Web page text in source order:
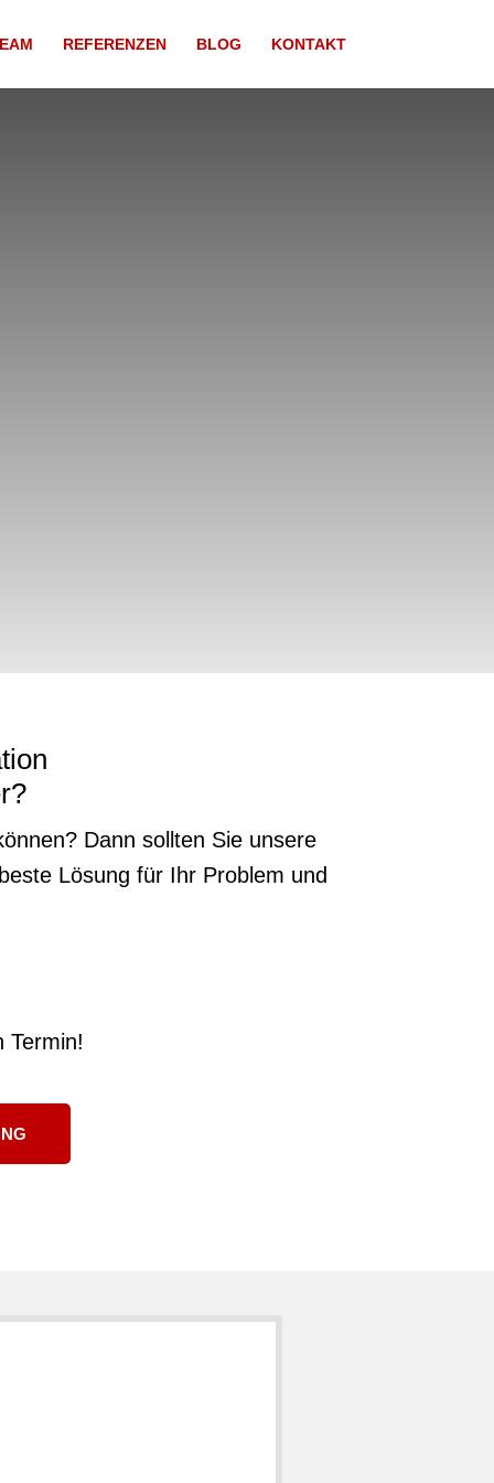
REFERENZEN BLOG KONTAKT
Dann sollten Sie unsere
Lösung für Ihr Problem und
Termin!